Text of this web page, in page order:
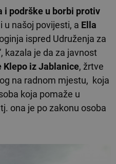
i podrške u borbi protiv
i u našoj povijesti, a Ella
ispred Udruženja za
kazala je da za javnost
Klepo iz Jablanice, žrtve
na radnom mjestu, koja
koja pomaže u
ona je po zakonu osoba